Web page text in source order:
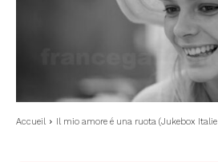
Accueil Il mio amore é una ruota (Jukebox Italie